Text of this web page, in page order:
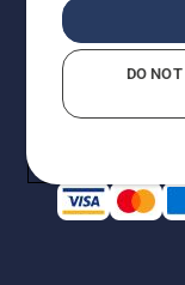
Quanto
Informativa
DO